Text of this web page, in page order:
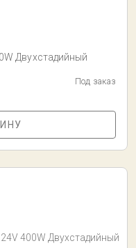
Двухстадийный
Под заказ